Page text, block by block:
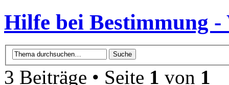
Hilfe bei Bestimmung -
3 Beiträge • Seite 1 von 1